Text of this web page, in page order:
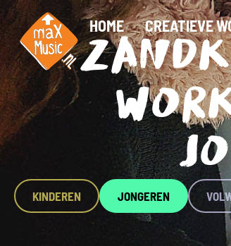
HOME CREATIEVE
KINDEREN JONGEREN